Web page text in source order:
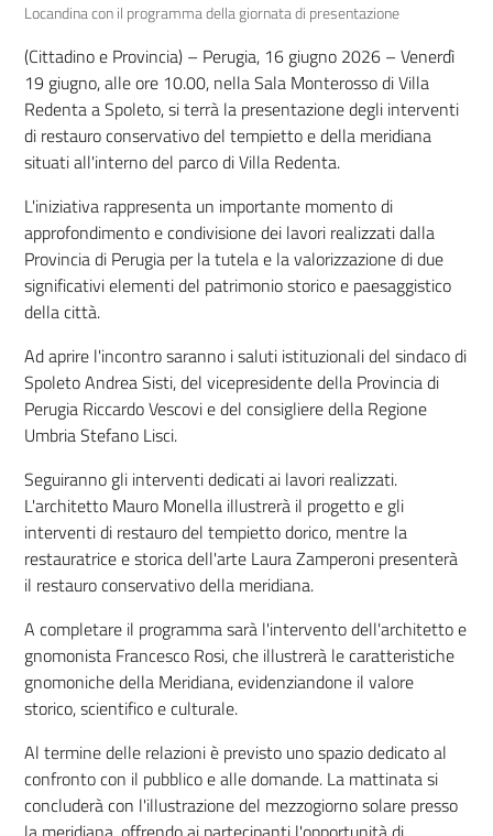
Locandina con il programma della giornata di presentazione
(Cittadino e Provincia) – Perugia, 16 giugno 2026 – Venerdì
19 giugno, alle ore 10.00, nella Sala Monterosso di Villa
Redenta a Spoleto, si terrà la presentazione degli interventi
di restauro conservativo del tempietto e della meridiana
situati all'interno del parco di Villa Redenta.
L'iniziativa rappresenta un importante momento di
approfondimento e condivisione dei lavori realizzati dalla
Provincia di Perugia per la tutela e la valorizzazione di due
significativi elementi del patrimonio storico e paesaggistico
della città.
Ad aprire l'incontro saranno i saluti istituzionali del sindaco di
Spoleto Andrea Sisti, del vicepresidente della Provincia di
Perugia Riccardo Vescovi e del consigliere della Regione
Umbria Stefano Lisci.
Seguiranno gli interventi dedicati ai lavori realizzati.
L'architetto Mauro Monella illustrerà il progetto e gli
interventi di restauro del tempietto dorico, mentre la
restauratrice e storica dell'arte Laura Zamperoni presenterà
il restauro conservativo della meridiana.
A completare il programma sarà l'intervento dell'architetto e
gnomonista Francesco Rosi, che illustrerà le caratteristiche
gnomoniche della Meridiana, evidenziandone il valore
storico, scientifico e culturale.
Al termine delle relazioni è previsto uno spazio dedicato al
confronto con il pubblico e alle domande. La mattinata si
concluderà con l'illustrazione del mezzogiorno solare presso